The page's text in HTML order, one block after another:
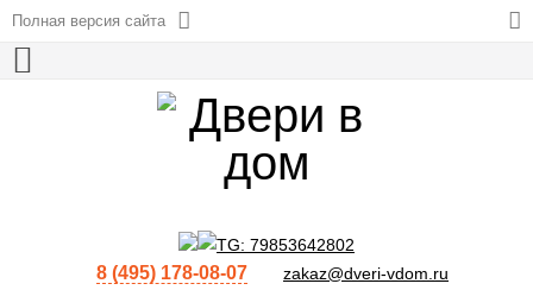
Полная версия сайта
8 (495) 178-08-07 zakaz@dveri-vdom.ru